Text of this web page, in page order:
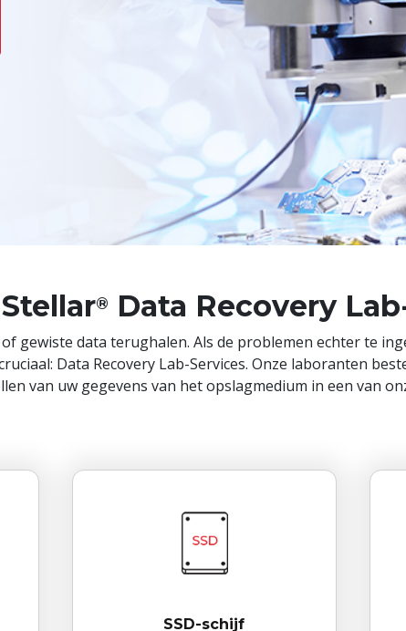
® Data Recovery
gewiste data terughalen. Als de problemen echter te
Data Recovery Lab-Services. Onze laboranten
van uw gegevens van het opslagmedium in een van
SSD-schijf